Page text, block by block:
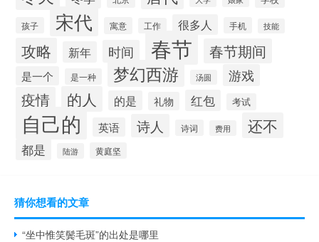
孩子 宋代 寓意 工作 很多人 手机 技能
攻略 新年 时间 春节 春节期间
是一个 是一种 梦幻西游 汤圆 游戏
疫情 的人 的是 礼物 红包 考试
自己的 英语 诗人 诗词 费用 还不
都是 陆游 黄庭坚
猜你想看的文章
“坐中惟笑鬓毛斑”的出处是哪里